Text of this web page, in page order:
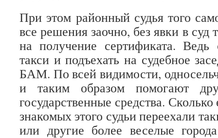
При этом районный судья того
все решения заочно, без явки в суд
на получение сертификата.
такси и подъехать на судебное
БАМ. По всей видимости,
и таким образом помогают
государственные средства.
знакомых этого судьи переехали
или другие более веселые